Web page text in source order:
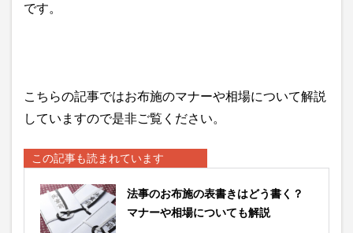
です。
こちらの記事ではお布施のマナーや相場について解説
していますので是非ご覧ください。
この記事も読まれています
法事のお布施の表書きはどう書く？
マナーや相場についても解説